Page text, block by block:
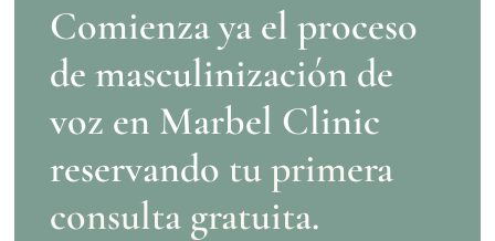
Comienza ya el proceso
de masculinización de
voz en Marbel Clinic
reservando tu primera
consulta gratuita.